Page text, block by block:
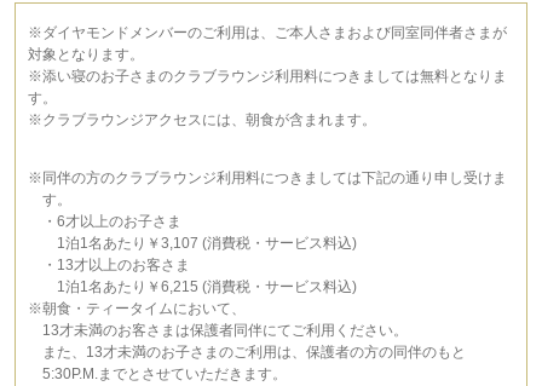
※ダイヤモンドメンバーのご利用は、ご本人さまおよび同室同伴者さまが
対象となります。
※添い寝のお子さまのクラブラウンジ利用料につきましては無料となりま
す。
※クラブラウンジアクセスには、朝食が含まれます。
※同伴の方のクラブラウンジ利用料につきましては下記の通り申し受けま
す。
・6才以上のお子さま
1泊1名あたり￥3,107 (消費税・サービス料込)
・13才以上のお客さま
1泊1名あたり￥6,215 (消費税・サービス料込)
※朝食・ティータイムにおいて、
13才未満のお客さまは保護者同伴にてご利用ください。
また、13才未満のお子さまのご利用は、保護者の方の同伴のもと
5:30P.M.までとさせていただきます。